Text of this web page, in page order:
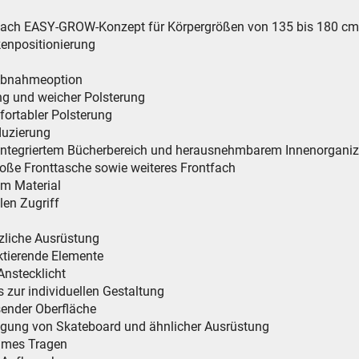
EASY-GROW-Konzept für Körpergrößen von 135 bis 180 cm
und weicher Polsterung
Polsterung
Bücherbereich und herausnehmbarem
Fronttasche sowie weiteres Frontfach
Material
Zugriff
Ausrüstung
Elemente
zur individuellen Gestaltung
Oberfläche
von Skateboard und ähnlicher Ausrüstung
Tragen